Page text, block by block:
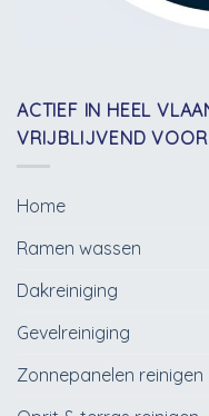
ACTIEF IN HEEL
VRIJBLIJVEND VOOR
Home
Ramen wassen
Dakreiniging
Gevelreiniging
Zonnepanelen reinigen